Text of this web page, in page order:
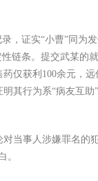
，证实“小曹”同为
链条。提交武某的
仅获利100余元，
其行为系“病友互助
当事人涉嫌罪名的
。